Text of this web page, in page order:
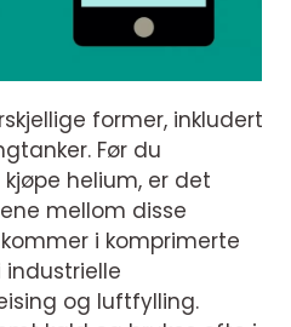
former, inkludert
Før du
helium, er det
mellom disse
i komprimerte
industrielle
og luftfylling.